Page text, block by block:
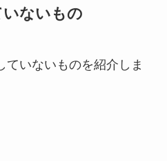
いないもの
ていないものを紹介しま